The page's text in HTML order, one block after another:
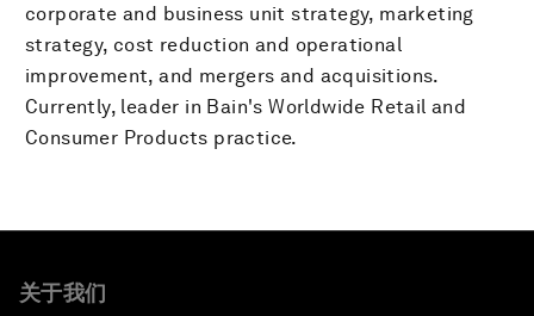
corporate and business unit strategy, marketing
strategy, cost reduction and operational
improvement, and mergers and acquisitions.
Currently, leader in Bain's Worldwide Retail and
Consumer Products practice.
关于我们